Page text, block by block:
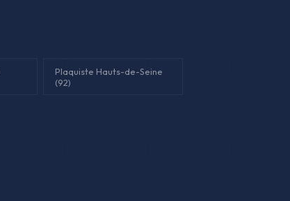
Plaquiste Hauts-de-Seine
(92)